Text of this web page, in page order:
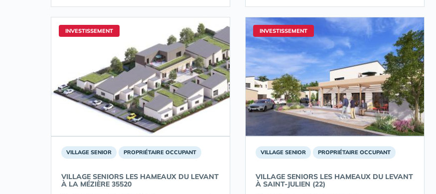
INVESTISSEMENT
VILLAGE SENIOR PROPRIÉTAIRE OCCUPANT
VILLAGE SENIORS LES HAMEAUX DU LEVANT
À LA MÉZIÈRE 35520
INVESTISSEMENT
VILLAGE SENIOR PROPRIÉTAIRE OCCUPANT
VILLAGE SENIORS LES HAMEAUX DU LEVANT
À SAINT-JULIEN (22)